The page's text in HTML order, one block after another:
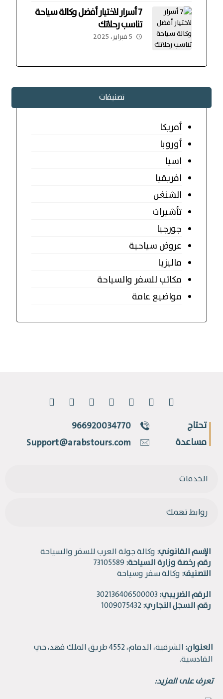
7 أسرار لاختيار أفضل وكالة سياحة
تناسب رحلاتك
5 فبراير، 2025
تصنيفات
أمريكا
أوروبا
اسيا
افريقيا
الشنغن
تأشيرات
جورجيا
عروض سياحية
ماليزيا
مكاتب للسفر والسياحة
مواضيع عامة
تحتاج
مساعدة
966920034770
Support@arabstours.com
الخدمات
روابط تهمك
الإسم القانوني: وكالة جولة العرب للسفر والسياحة
رقم رخصة وزارة السياحة:
التصنيف: وكالة سفر وسياحة
الرقم الضريبي:
رقم السجل التجاري:
العنوان:
الشرقية، الدمام، 4552 طريق الملك فهد، حي
القادسية.
تعرف على المزيد: